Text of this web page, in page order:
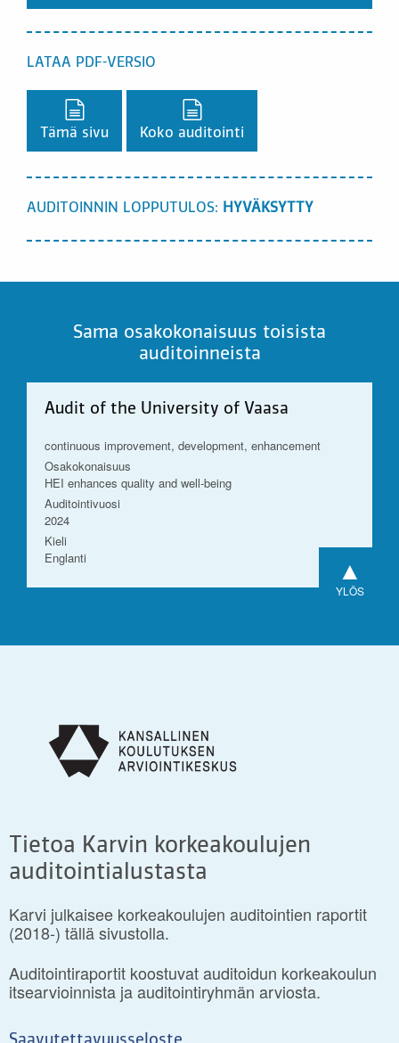
LATAA PDF-VERSIO
Lataa PDF-versio,
Tämä sivu
Koko auditointi
AUDITOINNIN LOPPUTULOS: HYVÄKSYTTY
Sama osakokonaisuus toisista
auditoinneista
Audit of the University of Vaasa
continuous improvement, development, enhancement
Osakokonaisuus
HEI enhances quality and well-being
Auditointivuosi
2024
Kieli
Englanti
▲
YLÖS
Tietoa Karvin korkeakoulujen
auditointialustasta
Karvi julkaisee korkeakoulujen auditointien raportit
(2018-) tällä sivustolla.
Auditointiraportit koostuvat auditoidun korkeakoulun
itsearvioinnista ja auditointiryhmän arviosta.